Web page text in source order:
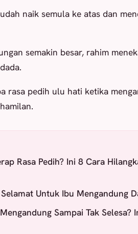
naik semula ke atas dan
semakin besar, rahim
rasa pedih ulu hati ketika
Rasa Pedih? Ini 8 Cara
Untuk Ibu Mengandung
Sampai Tak Selesa?